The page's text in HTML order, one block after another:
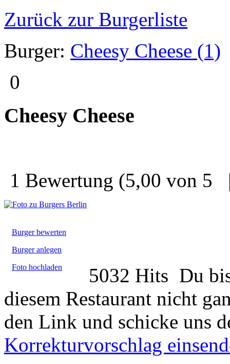
Zurück zur Burgerliste
Burger: Cheesy Cheese (1)
0
Cheesy Cheese
1 Bewertung (5,00 von
Burger bewerten
Burger anlegen
Foto hochladen
5032 Hits Du
diesem Restaurant nicht
den Link und schicke uns
Korrekturvorschlag